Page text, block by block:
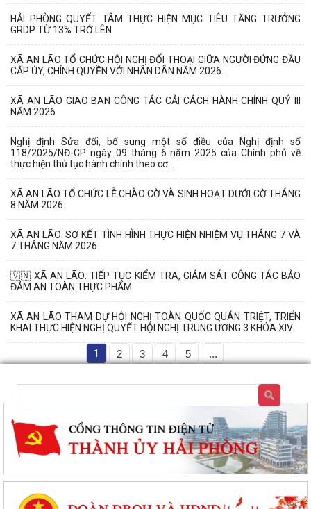
HẢI PHÒNG QUYẾT TÂM THỰC HIỆN MỤC TIÊU TĂNG TRƯỞNG
GRDP TỪ 13% TRỞ LÊN
XÃ AN LÃO TỔ CHỨC HỘI NGHỊ ĐỐI THOẠI GIỮA NGƯỜI ĐỨNG ĐẦU
CẤP ỦY, CHÍNH QUYỀN VỚI NHÂN DÂN NĂM 2026.
XÃ AN LÃO GIAO BAN CÔNG TÁC CẢI CÁCH HÀNH CHÍNH QUÝ III
NĂM 2026
Nghị định Sửa đổi, bổ sung một số điều của Nghị định số
118/2025/NĐ-CP ngày 09 tháng 6 năm 2025 của Chính phủ về
thực hiện thủ tục hành chính theo cơ...
XÃ AN LÃO TỔ CHỨC LỄ CHÀO CỜ VÀ SINH HOẠT DƯỚI CỜ THÁNG
8 NĂM 2026.
XÃ AN LÃO: SƠ KẾT TÌNH HÌNH THỰC HIỆN NHIỆM VỤ THÁNG 7 VÀ
7 THÁNG NĂM 2026
🇻🇳 XÃ AN LÃO: TIẾP TỤC KIỂM TRA, GIÁM SÁT CÔNG TÁC BẢO
ĐẢM AN TOÀN THỰC PHẨM
XÃ AN LÃO THAM DỰ HỘI NGHỊ TOÀN QUỐC QUÁN TRIỆT, TRIỂN
KHAI THỰC HIỆN NGHỊ QUYẾT HỘI NGHỊ TRUNG ƯƠNG 3 KHÓA XIV
1 2 3 4 5 ...